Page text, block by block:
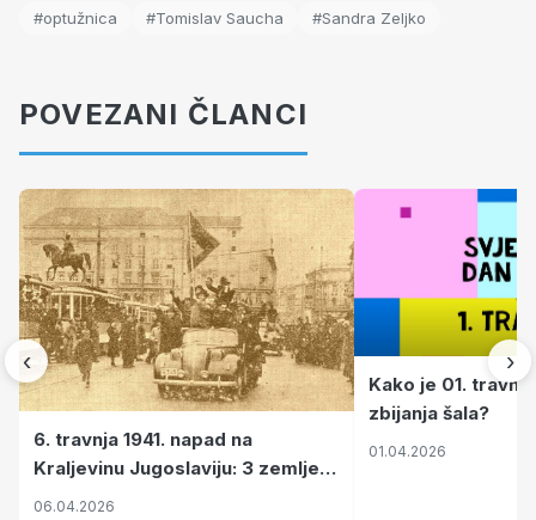
#optužnica #Tomislav Saucha #Sandra Zeljko
POVEZANI ČLANCI
‹
6. travnja 1941. napad na
Kraljevinu Jugoslaviju: 3 zemlje
nastale njenim raspadom
06.04.2026
Kako je 01.
zbijanja šala?
01.04.2026
›